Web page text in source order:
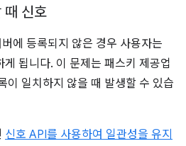
때 신호
에 등록되지 않은 경우 사용자는
됩니다. 이 문제는 패스키 제공업
이 일치하지 않을 때 발생할 수 있습
신호 API를 사용하여 일관성을 유지